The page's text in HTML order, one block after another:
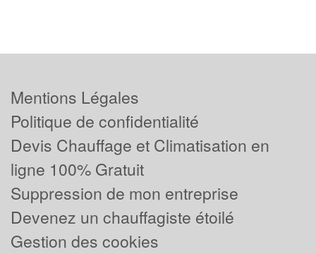
Mentions Légales
Politique de confidentialité
Devis Chauffage et Climatisation en
ligne 100% Gratuit
Suppression de mon entreprise
Devenez un chauffagiste étoilé
Gestion des cookies